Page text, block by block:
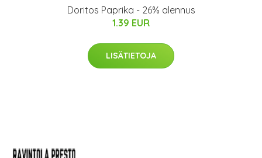
Doritos Paprika - 26% alennus
1.39 EUR
LISÄTIETOJA